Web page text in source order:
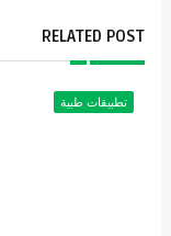
RELATED POST
تطبيقات طبية